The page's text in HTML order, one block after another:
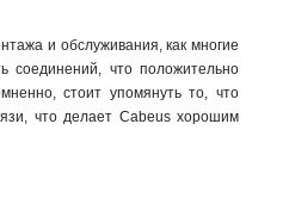
и обслуживания, как многие
соединений, что положительно
стоит упомянуть то, что
что делает Cabeus хорошим